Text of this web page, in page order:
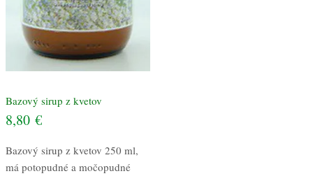
Bazový sirup z kvetov
8,80 €
Bazový sirup z kvetov 250 ml,
má potopudné a močopudné